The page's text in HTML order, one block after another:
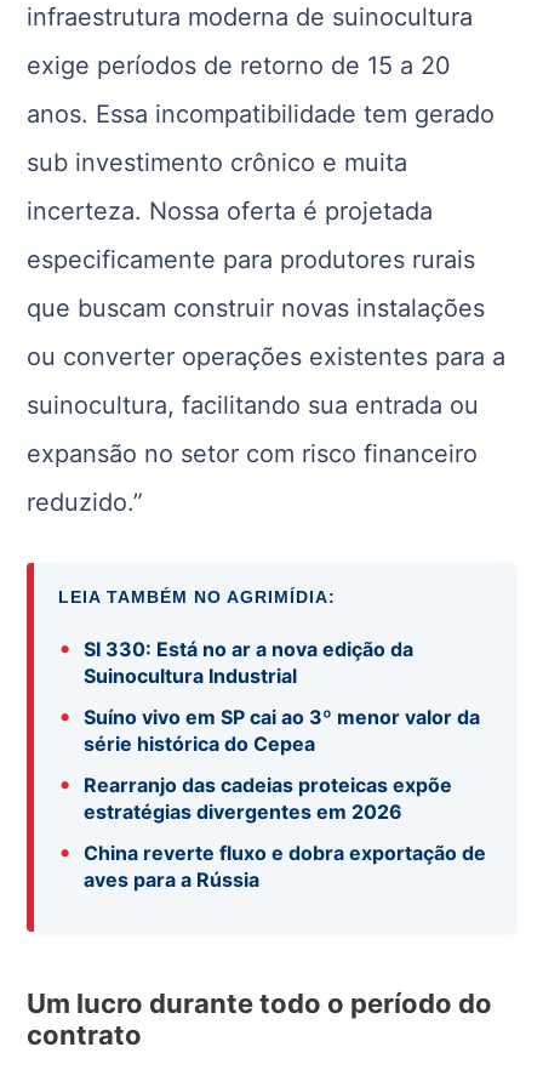
infraestrutura moderna de suinocultura
exige períodos de retorno de 15 a 20
anos. Essa incompatibilidade tem gerado
sub investimento crônico e muita
incerteza. Nossa oferta é projetada
especificamente para produtores rurais
que buscam construir novas instalações
ou converter operações existentes para a
suinocultura, facilitando sua entrada ou
expansão no setor com risco financeiro
reduzido.”
LEIA TAMBÉM NO AGRIMÍDIA:
•
SI 330: Está no ar a nova edição da
Suinocultura Industrial
•
Suíno vivo em SP cai ao 3º menor valor da
série histórica do Cepea
•
Rearranjo das cadeias proteicas expõe
estratégias divergentes em 2026
•
China reverte fluxo e dobra exportação de
aves para a Rússia
Um lucro durante todo o período do
contrato